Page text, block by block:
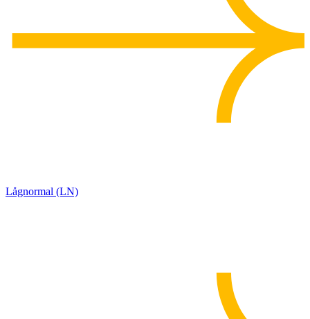
Lågnormal (LN)